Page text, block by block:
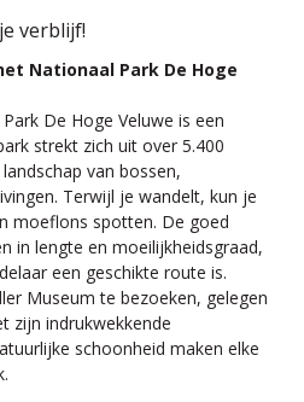
verblijf!
Nationaal Park De Hoge
De Hoge Veluwe is een
strekt zich uit over 5.400
van bossen,
Terwijl je wandelt, kun je
moeflons spotten. De goed
in lengte en moeilijkheidsgraad,
een geschikte route is.
Museum te bezoeken, gelegen
zijn indrukwekkende
schoonheid maken elke